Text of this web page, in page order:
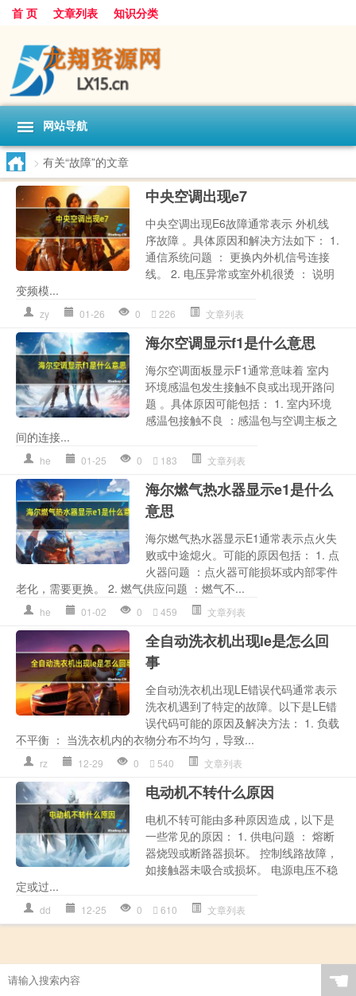
首 页 文章列表 知识分类
网站导航
> 有关“故障”的文章
中央空调出现e7
中央空调出现E6故障通常表示 外机线
序故障 。具体原因和解决方法如下： 1.
通信系统问题 ： 更换内外机信号连接
线。 2. 电压异常或室外机很烫 ： 说明
变频模...
zy 01-26 0 226 文章列表
海尔空调显示f1是什么意思
海尔空调面板显示F1通常意味着 室内
环境感温包发生接触不良或出现开路问
题 。具体原因可能包括： 1. 室内环境
感温包接触不良 ：感温包与空调主板之
间的连接...
he 01-25 0 183 文章列表
海尔燃气热水器显示e1是什么
意思
海尔燃气热水器显示E1通常表示点火失
败或中途熄火。可能的原因包括： 1. 点
火器问题 ：点火器可能损坏或内部零件
老化，需要更换。 2. 燃气供应问题 ：燃气不...
he 01-02 0 459 文章列表
全自动洗衣机出现le是怎么回
事
全自动洗衣机出现LE错误代码通常表示
洗衣机遇到了特定的故障。以下是LE错
误代码可能的原因及解决方法： 1. 负载
不平衡 ： 当洗衣机内的衣物分布不均匀，导致...
rz 12-29 0 540 文章列表
电动机不转什么原因
电机不转可能由多种原因造成，以下是
一些常见的原因： 1. 供电问题 ： 熔断
器烧毁或断路器损坏。 控制线路故障，
如接触器未吸合或损坏。 电源电压不稳
定或过...
dd 12-25 0 610 文章列表
☚